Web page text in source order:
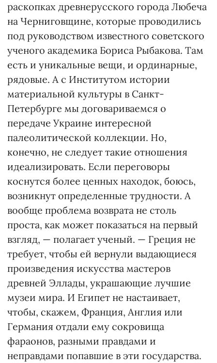
раскопках древнерусского города Любеча
на Черниговщине, которые проводились
под руководством известного советского
ученого академика Бориса Рыбакова. Там
есть и уникальные вещи, и ординарные,
рядовые. А с Институтом истории
материальной культуры в Санкт-
Петербурге мы договариваемся о
передаче Украине интересной
палеолитической коллекции. Но,
конечно, не следует такие отношения
идеализировать. Если переговоры
коснутся более ценных находок, боюсь,
возникнут определенные трудности. А
вообще проблема возврата не столь
проста, как может показаться на первый
взгляд, — полагает ученый. — Греция не
требует, чтобы ей вернули выдающиеся
произведения искусства мастеров
древней Эллады, украшающие лучшие
музеи мира. И Египет не настаивает,
чтобы, скажем, Франция, Англия или
Германия отдали ему сокровища
фараонов, разными правдами и
неправдами попавшие в эти государства.